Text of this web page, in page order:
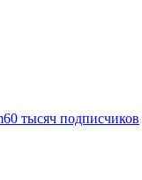
60 тысяч подписчиков